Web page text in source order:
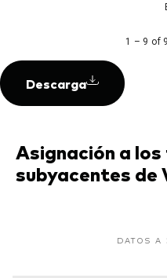
1 – 9 of 9
Descarga
Asignación a
subyacentes de
DATOS